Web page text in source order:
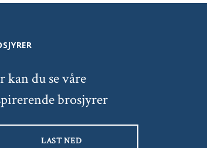
kan du se våre
brosjyrer
LAST NED